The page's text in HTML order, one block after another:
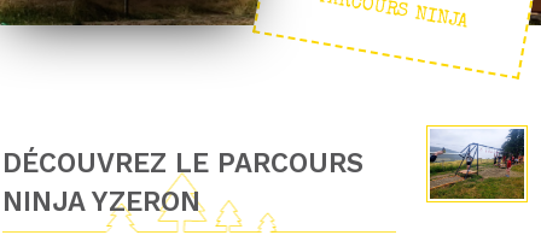
PARCOURS NINJA
DÉCOUVREZ LE PARCOURS
NINJA YZERON